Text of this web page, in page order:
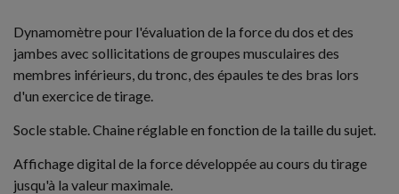
Dynamomètre pour l'évaluation de la force du dos et des
jambes avec sollicitations de groupes musculaires des
membres inférieurs, du tronc, des épaules te des bras lors
d'un exercice de tirage.
Socle stable. Chaine réglable en fonction de la taille du sujet.
Affichage digital de la force développée au cours du tirage
jusqu'à la valeur maximale.